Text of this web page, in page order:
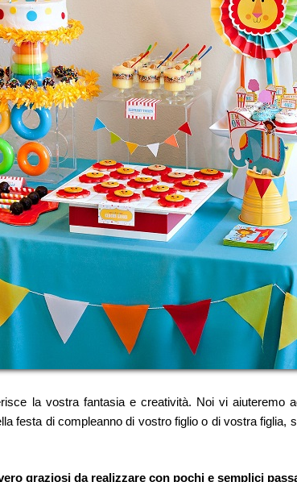
la vostra fantasia e creatività. Noi vi aiuteremo
festa di compleanno di vostro figlio o di vostra figlia,
graziosi da realizzare con pochi e semplici